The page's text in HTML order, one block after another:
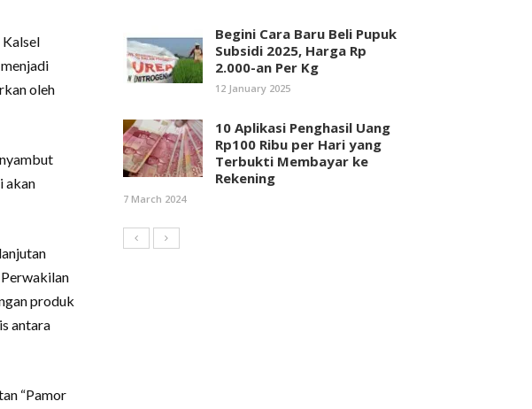
Kalsel
oleh
akan
produk
antara
“Pamor
Begini Cara Baru Beli Pupuk
Subsidi 2025, Harga Rp
2.000-an Per Kg
12 January 2025
10 Aplikasi Penghasil Uang
Rp100 Ribu per Hari yang
Terbukti Membayar ke
Rekening
7 March 2024